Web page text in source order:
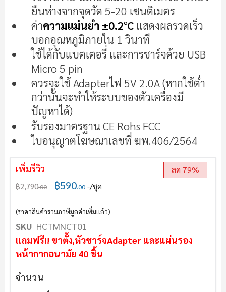
ยืนห่างจากจุดวัด 5-20 เซนติเมตร
ค่าความแม่นยำ ±0.2°C แสดงผลรวดเร็ว
บอกอุณหภูมิภายใน 1 วินาที
ใช้ได้กับแบตเตอรี่ และการชาร์จด้วย USB
Micro 5 pin
ควรจะใช้ Adapterไฟ 5V 2.0A (หากใช้ต่ำ
กว่านั้นจะทำให้ระบบของตัวเครื่องมี
ปัญหาได้)
รับรองมาตรฐาน CE Rohs FCC
ใบอนุญาตโฆษณาเลขที่ ฆพ.406/2564
เพิ่มรีวิว
฿2,790.00 ฿590.00 /ชุด
ลด 79%
(ราคาสินค้ารวมภาษีมูลค่าเพิ่มแล้ว)
SKU HCTMNCT01
แถมฟรี!! ขาตั้ง,หัวชาร์จAdapter และแผ่นรอง
หน้ากากอนามัย 40 ชิ้น
จำนวน